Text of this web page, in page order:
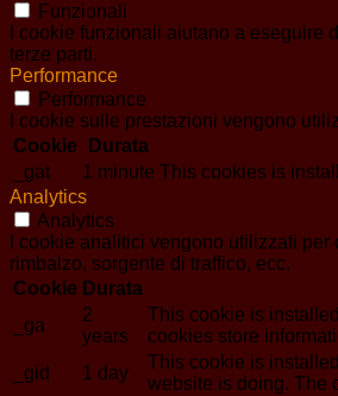
Funzionali
I cookie funzionali aiutano a
terze parti.
Performance
Performance
I cookie sulle prestazioni vengono
Cookie
Durata
_gat
1 minute This cookies is
Analytics
Analytics
I cookie analitici vengono utilizzati
rimbalzo, sorgente di traffico, ecc.
Cookie Durata
_ga
2
years
This cookie is
cookies store
_gid
1 day
This cookie is
website is doing. The